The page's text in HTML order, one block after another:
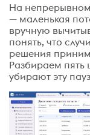
На
— маленькая
вручную
понять, что
решения
Разбираем пять
убирают эту